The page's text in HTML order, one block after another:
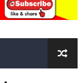
உத்தரவு!
ஆகியோரின்
அழிப்பிற்கு